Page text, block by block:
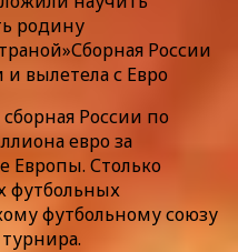
России
вылетела с Евро
России по
евро за
Европы. Столько
футбольных
футбольному союзу